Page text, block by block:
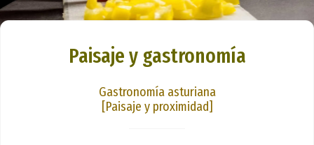
Paisaje y gastronomía
Gastronomía asturiana
[Paisaje y proximidad]